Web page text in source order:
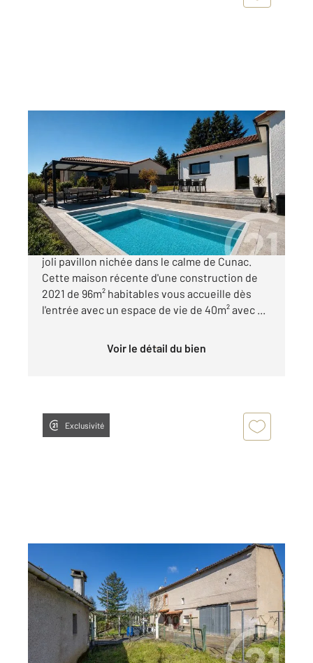
Ref : 2307
Maison à vendre
319 000 €
L'agence Century21 Plein Sud vous propose ce
joli pavillon nichée dans le calme de Cunac.
Cette maison récente d'une construction de
2021 de 96m² habitables vous accueille dès
l'entrée avec un espace de vie de 40m² avec ...
Voir le détail du bien
Exclusivité
148,19 m2, 7 pièces
Ref : 2071
Maison à vendre
249 900 €
Visiter le site dédié